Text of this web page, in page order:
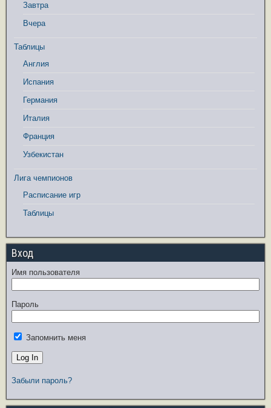
Завтра
Вчера
Таблицы
Англия
Испания
Германия
Италия
Франция
Узбекистан
Лига чемпионов
Расписание игр
Таблицы
Вход
Имя пользователя
Пароль
Запомнить меня
Забыли пароль?